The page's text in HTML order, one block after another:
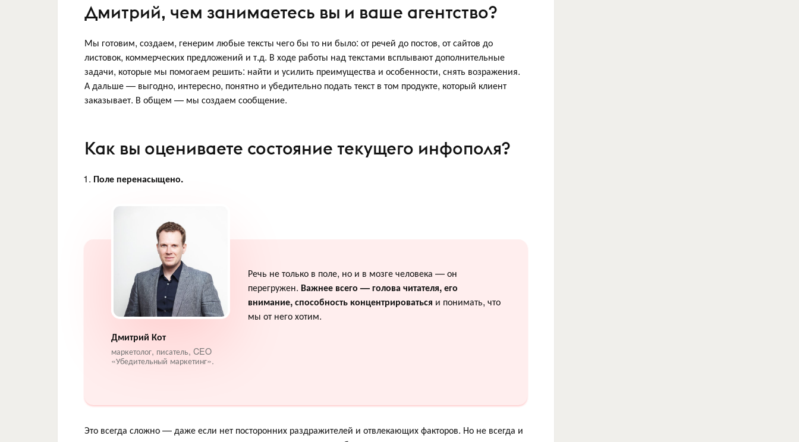
Дмитрий, чем занимаетесь вы и ваше агентство?
Мы готовим, создаем, генерим любые тексты чего бы то ни было: от речей до постов, от сайтов до
листовок, коммерческих предложений и т.д. В ходе работы над текстами всплывают дополнительные
задачи, которые мы помогаем решить: найти и усилить преимущества и особенности, снять возражения.
А дальше — выгодно, интересно, понятно и убедительно подать текст в том продукте, который клиент
заказывает. В общем — мы создаем сообщение.
Как вы оцениваете состояние текущего инфополя?
Поле перенасыщено.
Дмитрий Кот
маркетолог, писатель, CEO
«Убедительный маркетинг».
Речь не только в поле, но и в мозге человека — он
перегружен. Важнее всего — голова читателя, его
внимание, способность концентрироваться и понимать, что
мы от него хотим.
Это всегда сложно — даже если нет посторонних раздражителей и отвлекающих факторов. Но не всегда и